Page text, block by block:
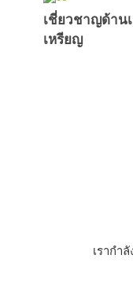
เชี่ยวชาญด้าน
เหรียญ
เรากำ